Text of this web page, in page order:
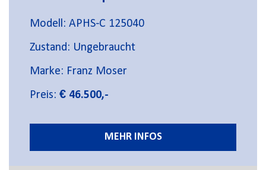
Modell: APHS-C 125040
Zustand: Ungebraucht
Marke: Franz Moser
Preis: € 46.500,-
MEHR INFOS